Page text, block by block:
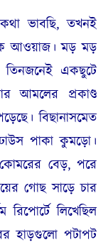
ভাবছি, তখনই
আওয়াজ। মড় মড়
একছুটে
আমলের প্রকাণ্ড
বিছানাসমেত
পাকা কুমড়ো।
বেড়, পরে
গোছ সাড়ে চার
লিখেছিল
হাড়গুলো পটাপট